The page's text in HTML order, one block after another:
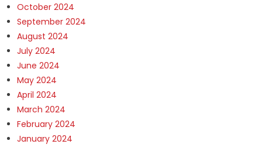
October 2024
September 2024
August 2024
July 2024
June 2024
May 2024
April 2024
March 2024
February 2024
January 2024